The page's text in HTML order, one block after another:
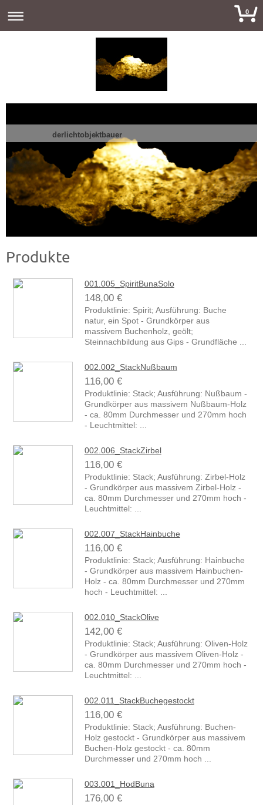
0
derlichtobjektbauer
Produkte
001.005_SpiritBunaSolo
148,00 €
Produktlinie: Spirit; Ausführung: Buche
natur, ein Spot - Grundkörper aus
massivem Buchenholz, geölt;
Steinnachbildung aus Gips - Grundfläche ...
002.002_StackNußbaum
116,00 €
Produktlinie: Stack; Ausführung: Nußbaum -
Grundkörper aus massivem Nußbaum-Holz
- ca. 80mm Durchmesser und 270mm hoch
- Leuchtmittel: ...
002.006_StackZirbel
116,00 €
Produktlinie: Stack; Ausführung: Zirbel-Holz
- Grundkörper aus massivem Zirbel-Holz -
ca. 80mm Durchmesser und 270mm hoch -
Leuchtmittel: ...
002.007_StackHainbuche
116,00 €
Produktlinie: Stack; Ausführung: Hainbuche
- Grundkörper aus massivem Hainbuchen-
Holz - ca. 80mm Durchmesser und 270mm
hoch - Leuchtmittel: ...
002.010_StackOlive
142,00 €
Produktlinie: Stack; Ausführung: Oliven-Holz
- Grundkörper aus massivem Oliven-Holz -
ca. 80mm Durchmesser und 270mm hoch -
Leuchtmittel: ...
002.011_StackBuchegestockt
116,00 €
Produktlinie: Stack; Ausführung: Buchen-
Holz gestockt - Grundkörper aus massivem
Buchen-Holz gestockt - ca. 80mm
Durchmesser und 270mm hoch ...
003.001_HodBuna
176,00 €